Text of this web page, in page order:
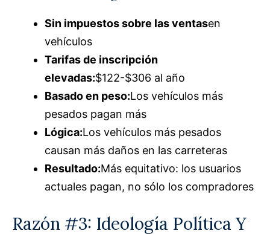
Sin impuestos sobre las ventasen
vehículos
Tarifas de inscripción
elevadas:$122-$306 al año
Basado en peso:Los vehículos más
pesados pagan más
Lógica:Los vehículos más pesados
causan más daños en las carreteras
Resultado:Más equitativo: los usuarios
actuales pagan, no sólo los compradores
Razón #3: Ideología Política Y